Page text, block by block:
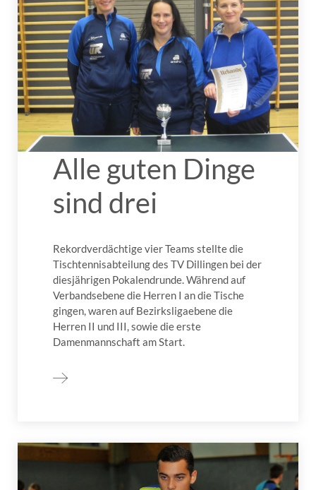
Alle guten Dinge
sind drei
Rekordverdächtige vier Teams stellte die
Tischtennisabteilung des TV Dillingen bei der
diesjährigen Pokalendrunde. Während auf
Verbandsebene die Herren I an die Tische
gingen, waren auf Bezirksligaebene die
Herren II und III, sowie die erste
Damenmannschaft am Start.